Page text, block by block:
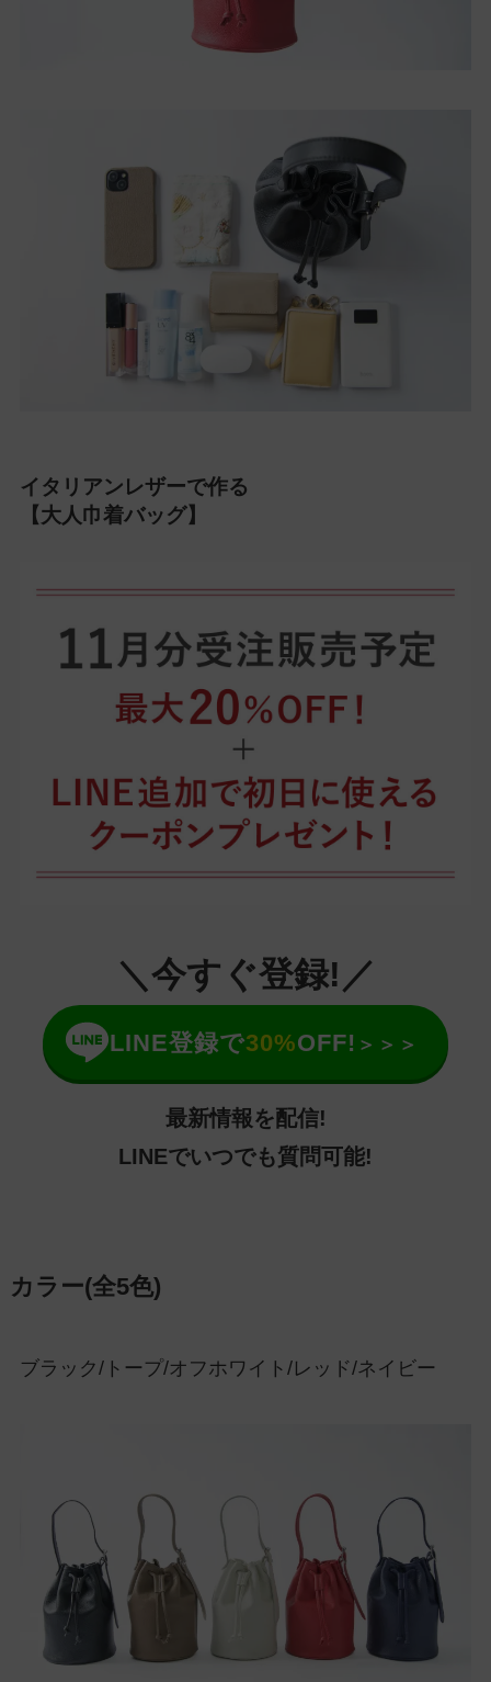
イタリアンレザーで作る
【大人巾着バッグ】
＼今すぐ登録!／
LINE登録で30%OFF! ＞＞＞
最新情報を配信!
LINEでいつでも質問可能!
カラー(全5色)
ブラック/トープ/オフホワイト/レッド/ネイビー